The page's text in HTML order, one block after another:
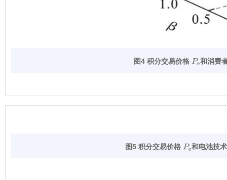
图4 积分交易价格 Pe和消费
图5 积分交易价格 Pe和电池技